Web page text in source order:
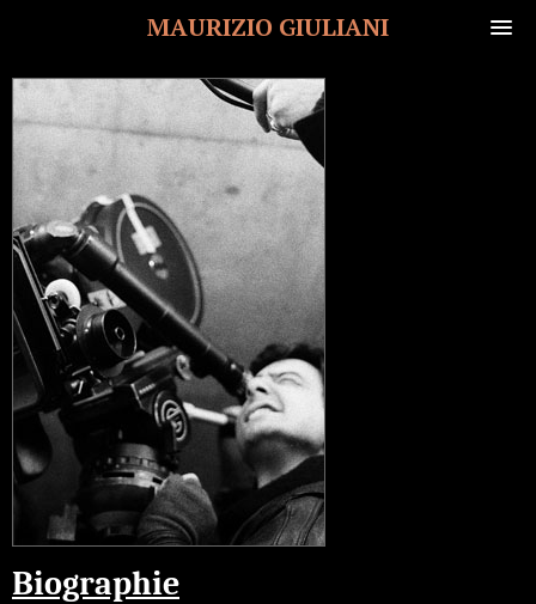
MAURIZIO GIULIANI
Biographie